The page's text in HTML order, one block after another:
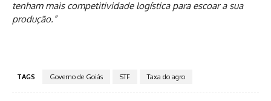
tenham mais competitividade logística para escoar a sua
produção.”
TAGS Governo de Goiás STF Taxa do agro